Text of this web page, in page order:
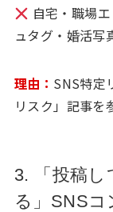
自宅・職場
ュタグ・婚活写
理由： SNS特定
リスク」記事を
3. 「投稿
る」SNSコ